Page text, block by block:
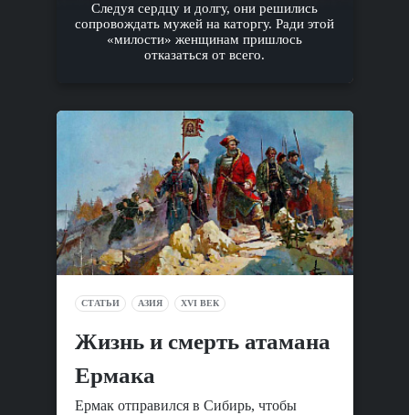
Следуя сердцу и долгу, они решились
сопровождать мужей на каторгу. Ради этой
«милости» женщинам пришлось
отказаться от всего.
СТАТЬИ АЗИЯ XVI ВЕК
Жизнь и смерть атамана
Ермака
Ермак отправился в Сибирь, чтобы